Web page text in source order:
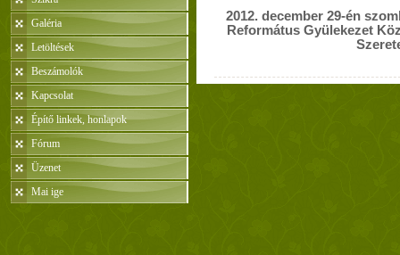
Galéria
Letöltések
Beszámolók
Kapcsolat
Építő linkek, honlapok
Fórum
Üzenet
Mai ige
2012. december 29-én
Református Gyülekezet